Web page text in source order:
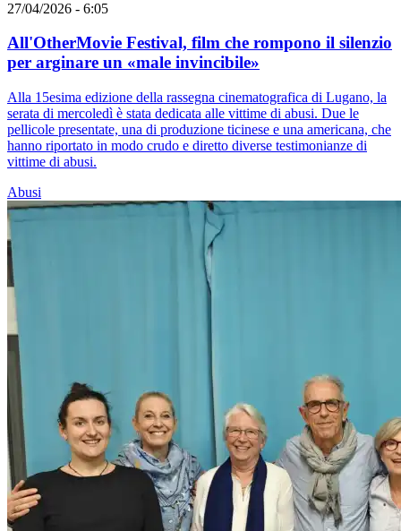
27/04/2026 - 6:05
All'OtherMovie Festival, film che rompono il silenzio
per arginare un «male invincibile»
Alla 15esima edizione della rassegna cinematografica di Lugano, la
serata di mercoledì è stata dedicata alle vittime di abusi. Due le
pellicole presentate, una di produzione ticinese e una americana, che
hanno riportato in modo crudo e diretto diverse testimonianze di
vittime di abusi.
Abusi